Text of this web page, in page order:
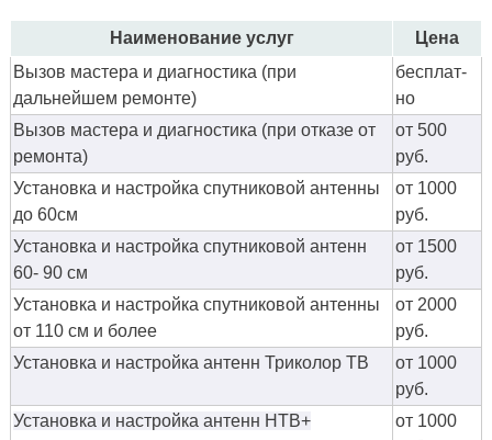
Наименование услуг
Цена
Вызов мастера и диагностика (при
дальнейшем ремонте)
бес­плат­
но
Вызов мастера и диагностика (при отказе от
ремонта)
от 500
руб.
Установка и настройка спутниковой антенны
до 60см
от 1000
руб.
Установка и настройка спутниковой антенн
60- 90 см
от 1500
руб.
Установка и настройка спутниковой антенны
от 110 см и более
от 2000
руб.
Установка и настройка антенн Триколор ТВ
от 1000
руб.
Установка и настройка антенн НТВ+
от 1000